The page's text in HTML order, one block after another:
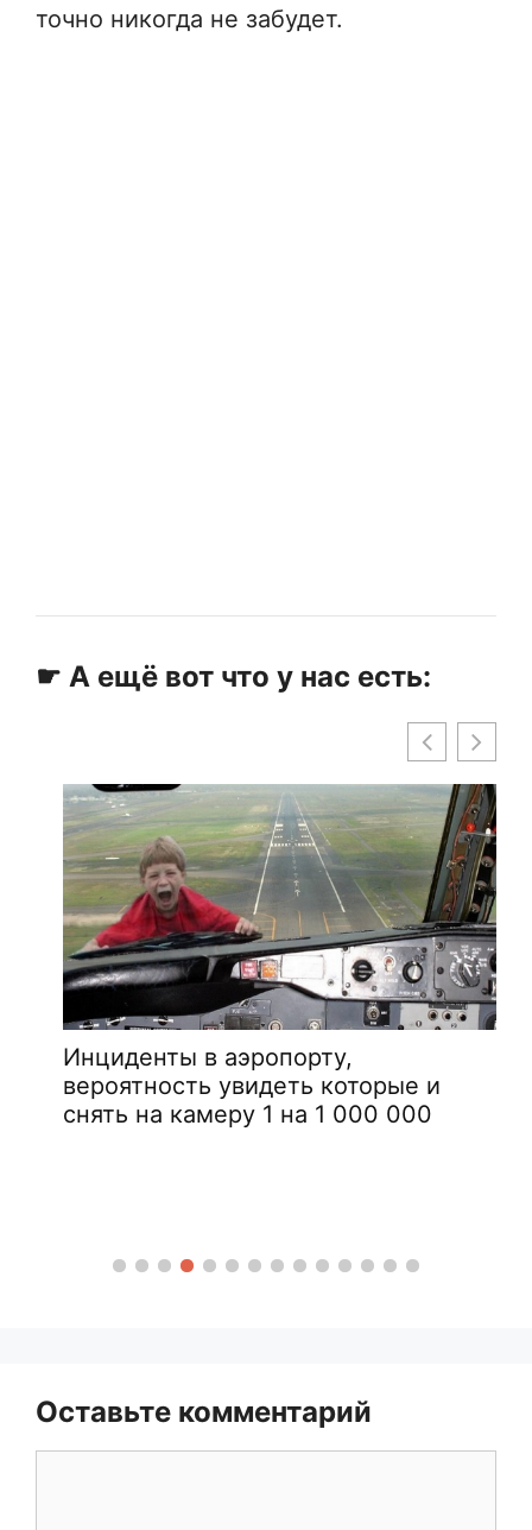
точно никогда не забудет.
☛ А ещё вот что у нас есть:
Инциденты в аэропорту,
вероятность увидеть которые и
снять на камеру 1 на 1 000 000
Оставьте комментарий